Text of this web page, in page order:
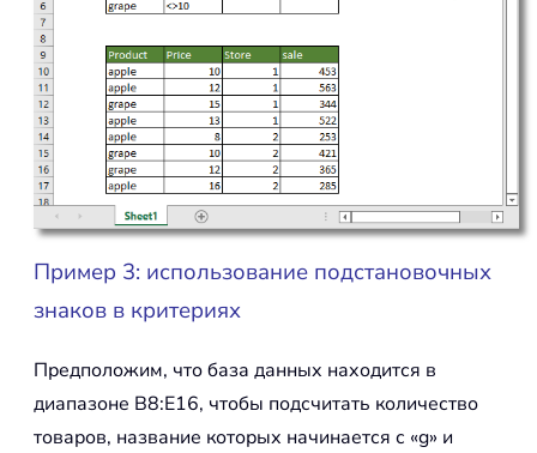
Пример 3: использование подстановочных
знаков в критериях
Предположим, что база данных находится в
диапазоне B8:E16, чтобы подсчитать количество
товаров, название которых начинается с «g» и